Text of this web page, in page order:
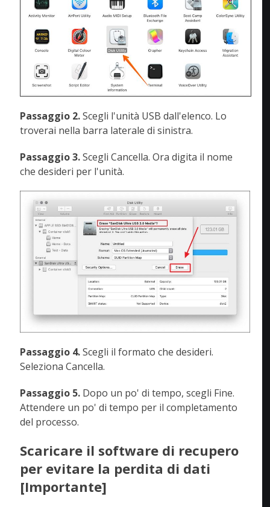
Passaggio 2.Scegli l'unità USB dall'elenco. Lo
troverai nella barra laterale di sinistra.
Passaggio 3.Scegli Cancella. Ora digita il nome
che desideri per l'unità.
Passaggio 4.Scegli il formato che desideri.
Seleziona Cancella.
Passaggio 5. Dopo un po' di tempo, scegli Fine.
Attendere un po' di tempo per il completamento
del processo.
Scaricare il software di recupero
per evitare la perdita di dati
[Importante]